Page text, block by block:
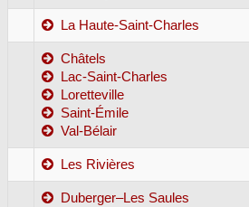
La Haute-Saint-Charles
Châtels
Lac-Saint-Charles
Loretteville
Saint-Émile
Val-Bélair
Les Rivières
Duberger–Les Saules